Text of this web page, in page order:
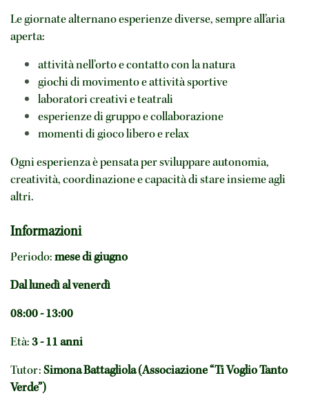
Le giornate alternano esperienze diverse, sempre all’aria
aperta:
attività nell’orto e contatto con la natura
giochi di movimento e attività sportive
laboratori creativi e teatrali
esperienze di gruppo e collaborazione
momenti di gioco libero e relax
Ogni esperienza è pensata per sviluppare autonomia,
creatività, coordinazione e capacità di stare insieme agli
altri.
Informazioni
Periodo:mese di giugno
Dal lunedì al venerdì
08:00 - 13:00
Età:3 - 11 anni
Tutor:Simona Battagliola (Associazione “Ti Voglio Tanto
Verde”)